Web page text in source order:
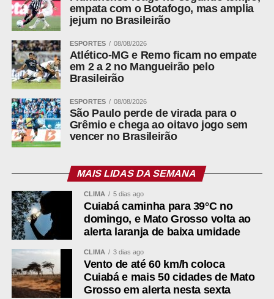
geométrica. O Sol tem diâmetro cerca de 400 vezes maior
que o da Lua, mas está aproximadamente 400 vezes
mais distante. Os dois discos, vistos da Terra, acabam
com tamanho aparente semelhante.
Proteção só é exigida no
eclipse solar
A diferença de segurança entre os dois fenômenos é
ser acompanhado a olho nu, com binóculo ou telescópio,
do começo ao fim.
ADVERTISEMENT
empata com o Botafogo, mas amplia
jejum no Brasileirão
ESPORTES 08/08/2026
Atlético-MG e Remo ficam no empate
em 2 a 2 no Mangueirão pelo
Brasileirão
ESPORTES 08/08/2026
São Paulo perde de virada para o
Grêmio e chega ao oitavo jogo sem
vencer no Brasileirão
MAIS LIDAS DA SEMANA
CLIMA 5 dias ago
Cuiabá caminha para 39°C no
domingo, e Mato Grosso volta ao
alerta laranja de baixa umidade
CLIMA 3 dias ago
Vento de até 60 km/h coloca
Cuiabá e mais 50 cidades de Mato
Grosso em alerta nesta sexta